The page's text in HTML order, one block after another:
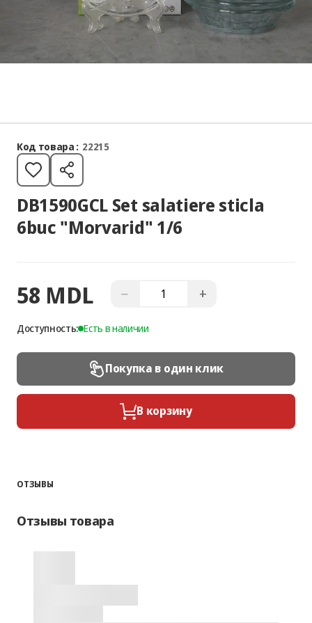
Код товара : 22215
DB1590GCL Set salatiere sticla
6buc "Morvarid" 1/6
58 MDL − +
Доступность: Есть в наличии
Покупка в один клик
В корзину
ОТЗЫВЫ
Отзывы товара